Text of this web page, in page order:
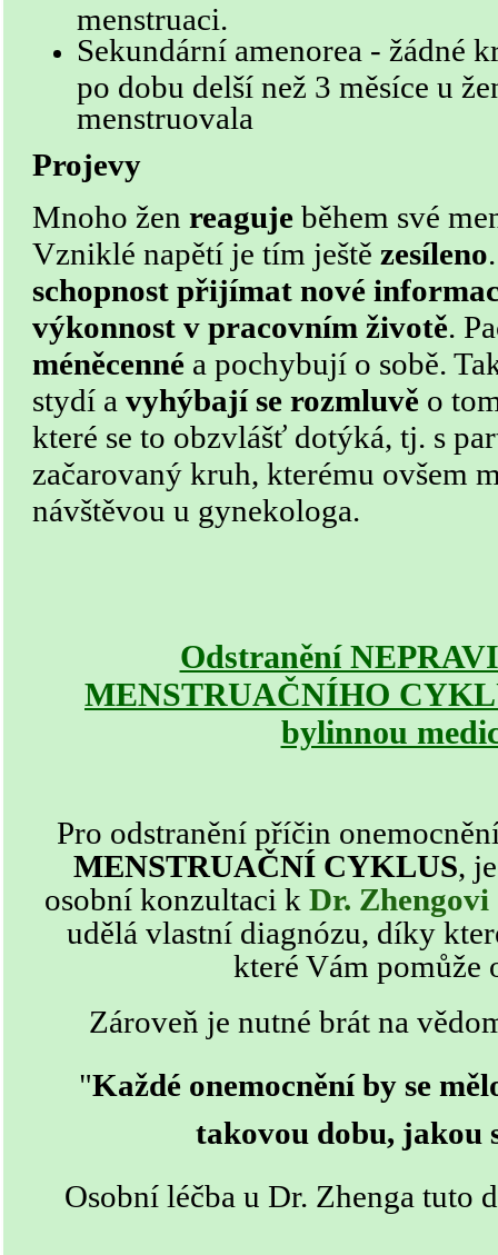
menstruaci.
Sekundární amenorea - žádné
po dobu delší než 3 měsíce u
menstruovala
Projevy
Mnoho žen reaguje během své
Vzniklé napětí je tím ještě zesíleno
schopnost přijímat nové
výkonnost v pracovním životě.
méněcenné a pochybují o sobě.
stydí a vyhýbají se rozmluvě o
které se to obzvlášť dotýká, tj. s
začarovaný kruh, kterému ovšem
návštěvou u gynekologa.
Odstranění
MENSTRUAČNÍHO
bylinnou
Pro odstranění příčin
MENSTRUAČNÍ CYKLUS,
osobní konzultaci k Dr. Zhengovi
udělá vlastní diagnózu, díky
které Vám pomůže
Zároveň je nutné brát na
"Každé onemocnění by se
takovou dobu, jakou
Osobní léčba u Dr. Zhenga tuto